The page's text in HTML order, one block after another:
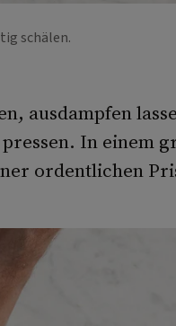
schälen.
ausdampfen
In einem
ordentlichen